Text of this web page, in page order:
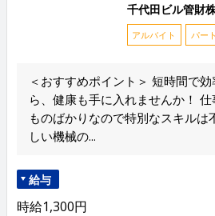
千代田ビル管財
アルバイト パート
＜おすすめポイント＞ 短時間で
ら、健康も手に入れませんか！
ものばかりなので特別なスキルは
しい機械の...
給与
時給1,300円